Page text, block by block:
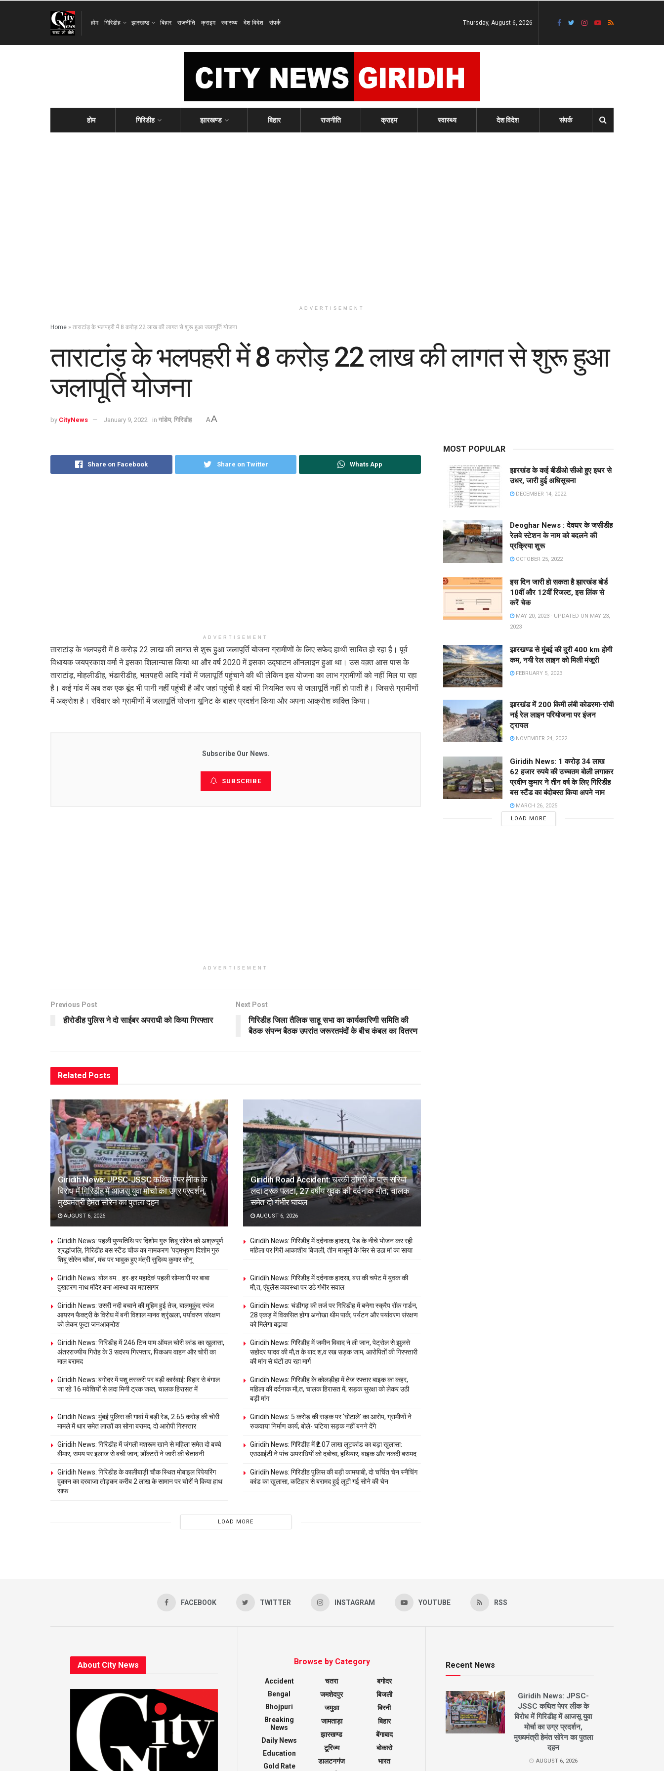
होम गिरिडीह झारखण्ड बिहार राजनीति क्राइम स्वास्थ्य देश विदेश संपर्क Thursday, August 6, 2026
होम गिरिडीह झारखण्ड बिहार राजनीति क्राइम स्वास्थ्य देश विदेश संपर्क
ADVERTISEMENT
Home » ताराटांड़ के भलपहरी में 8 करोड़ 22 लाख की लागत से शुरू हुआ जलापूर्ति योजना
ताराटांड़ के भलपहरी में 8 करोड़ 22 लाख की लागत से शुरू हुआ
जलापूर्ति योजना
by CityNews January 9, 2022 in गांडेय, गिरिडीह AA
Share on Facebook Share on Twitter Whats App
ADVERTISEMENT
ताराटांड़ के भलपहरी में 8 करोड़ 22 लाख की लागत से शुरू हुआ जलापूर्ति योजना ग्रामीणों के लिए सफेद हाथी साबित हो रहा है। पूर्व
विधायक जयप्रकाश वर्मा ने इसका शिलान्यास किया था और वर्ष 2020 में इसका उद्घाटन ऑनलाइन हुआ था। उस वक़्त आस पास के
ताराटांड़, मोहलीडीह, भंडारीडीह, भलपहरी आदि गांवों में जलापूर्ति पहुंचाने की थी लेकिन इस योजना का लाभ ग्रामीणों को नहीं मिल पा रहा
है। कई गांव में अब तक एक बूंद भी पानी नहीं पहुंची है और जहां पहुंची है वहां भी नियमित रूप से जलापूर्ति नहीं हो पाती है। जिससे ग्रामीणों
में अक्रोश है। रविवार को ग्रामीणों में जलापूर्ति योजना यूनिट के बाहर प्रदर्शन किया और अपना आक्रोश व्यक्ति किया।
Subscribe Our News.
SUBSCRIBE
ADVERTISEMENT
Previous Post
हीरोडीह पुलिस ने दो साईबर अपराधी को किया गिरफ्तार
Next Post
गिरिडीह जिला तैलिक साहू सभा का कार्यकारिणी समिति की
बैठक संपन्न बैठक उपरांत जरूरतमंदों के बीच कंबल का वितरण
Related Posts
Giridih News: JPSC-JSSC कथित पेपर लीक के
विरोध में गिरिडीह में आजसू युवा मोर्चा का उग्र प्रदर्शन,
मुख्यमंत्री हेमंत सोरेन का पुतला दहन
AUGUST 6, 2026
Giridih Road Accident: चरकी टोंगरी के पास सरिया
लदा ट्रक पलटा, 27 वर्षीय युवक की दर्दनाक मौत; चालक
समेत दो गंभीर घायल
AUGUST 6, 2026
Giridih News: पहली पुण्यतिथि पर दिशोम गुरु शिबू सोरेन को अश्रुपूर्ण
श्रद्धांजलि, गिरिडीह बस स्टैंड चौक का नामकरण ‘पद्मभूषण दिशोम गुरु
शिबू सोरेन चौक’, मंच पर भावुक हुए मंत्री सुदिव्य कुमार सोनू
Giridih News: गिरिडीह में दर्दनाक हादसा, पेड़ के नीचे भोजन कर रही
महिला पर गिरी आकाशीय बिजली, तीन मासूमों के सिर से उठा मां का साया
Giridih News: बोल बम… हर-हर महादेव! पहली सोमवारी पर बाबा
दुखहरण नाथ मंदिर बना आस्था का महासागर
Giridih News: गिरिडीह में दर्दनाक हादसा, बस की चपेट में युवक की
मौ,त, एंबुलेंस व्यवस्था पर उठे गंभीर सवाल
Giridih News: उसरी नदी बचाने की मुहिम हुई तेज, बालमुकुंद स्पंज
आयरन फैक्ट्री के विरोध में बनी विशाल मानव श्रृंखला, पर्यावरण संरक्षण
को लेकर फूटा जनआक्रोश
Giridih News: चंडीगढ़ की तर्ज पर गिरिडीह में बनेगा स्क्रैप रॉक गार्डन,
28 एकड़ में विकसित होगा अनोखा थीम पार्क, पर्यटन और पर्यावरण संरक्षण
को मिलेगा बढ़ावा
Giridih News: गिरिडीह में 246 टिन पाम ऑयल चोरी कांड का खुलासा,
अंतरराज्यीय गिरोह के 3 सदस्य गिरफ्तार, पिकअप वाहन और चोरी का
माल बरामद
Giridih News: गिरिडीह में जमीन विवाद ने ली जान, पेट्रोल से झुलसे
सहोदर यादव की मौ,त के बाद श,व रख सड़क जाम, आरोपितों की गिरफ्तारी
की मांग से घंटों ठप रहा मार्ग
Giridih News: बगोदर में पशु तस्करी पर बड़ी कार्रवाई: बिहार से बंगाल
जा रहे 16 मवेशियों से लदा मिनी ट्रक जब्त, चालक हिरासत में
Giridih News: गिरिडीह के कोलड़ीहा में तेज रफ्तार बाइक का कहर,
महिला की दर्दनाक मौ,त, चालक हिरासत में; सड़क सुरक्षा को लेकर उठी
बड़ी मांग
Giridih News: मुंबई पुलिस की गावां में बड़ी रेड, 2.65 करोड़ की चोरी
मामले में थार समेत लाखों का सोना बरामद, दो आरोपी गिरफ्तार
Giridih News: 5 करोड़ की सड़क पर ‘घोटाले’ का आरोप, ग्रामीणों ने
रुकवाया निर्माण कार्य; बोले- घटिया सड़क नहीं बनने देंगे
Giridih News: गिरिडीह में जंगली मशरूम खाने से महिला समेत दो बच्चे
बीमार, समय पर इलाज से बची जान; डॉक्टरों ने जारी की चेतावनी
Giridih News: गिरिडीह में ₹2.07 लाख लूटकांड का बड़ा खुलासा:
एसआईटी ने पांच अपराधियों को दबोचा, हथियार, बाइक और नकदी बरामद
Giridih News: गिरिडीह के कालीबाड़ी चौक स्थित मोबाइल रिपेयरिंग
दुकान का दरवाजा तोड़कर करीब 2 लाख के सामान पर चोरों ने किया हाथ
साफ
Giridih News: गिरिडीह पुलिस की बड़ी कामयाबी, दो चर्चित चेन स्नैचिंग
कांड का खुलासा, कटिहार से बरामद हुई लूटी गई सोने की चेन
LOAD MORE
MOST POPULAR
झारखंड के कई बीडीओ सीओ हुए इधर से
उधर, जारी हुई अधिसूचना
DECEMBER 14, 2022
Deoghar News : देवघर के जसीडीह
रेलवे स्टेशन के नाम को बदलने की
प्रक्रिया शुरू
OCTOBER 25, 2022
इस दिन जारी हो सकता है झारखंड बोर्ड
10वीं और 12वीं रिजल्ट, इस लिंक से
करें चेक
MAY 20, 2023 - UPDATED ON MAY 23,
2023
झारखण्ड से मुंबई की दुरी 400 km होगी
कम, नयी रेल लाइन को मिली मंजूरी
FEBRUARY 5, 2023
झारखंड में 200 किमी लंबी कोडरमा-रांची
नई रेल लाइन परियोजना पर इंजन
ट्रायल
NOVEMBER 24, 2022
Giridih News: 1 करोड़ 34 लाख
62 हजार रुपये की उच्चतम बोली लगाकर
प्रवीण कुमार ने तीन वर्ष के लिए गिरिडीह
बस स्टैंड का बंदोबस्त किया अपने नाम
MARCH 26, 2025
LOAD MORE
FACEBOOK TWITTER INSTAGRAM YOUTUBE RSS
About City News Browse by Category
Accident
Bengal
Bhojpuri
Breaking
News
Daily News
Education
Gold Rate
चतरा
जमशेदपुर
जमुआ
जामताड़ा
झारखण्ड
टूरिज्म
डालटनगंज
बगोदर
बिजली
बिरनी
बिहार
बेंगाबाद
बोकारो
भारत
Recent News
Giridih News: JPSC-
JSSC कथित पेपर लीक के
विरोध में गिरिडीह में आजसू युवा
मोर्चा का उग्र प्रदर्शन,
मुख्यमंत्री हेमंत सोरेन का पुतला
दहन
AUGUST 6, 2026